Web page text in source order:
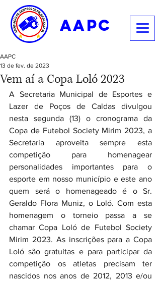
aapc
Vem aí a Copa Loló 2023
AAPC
13 de fev. de 2023
A Secretaria Municipal de Esportes e
Lazer de Poços de Caldas divulgou
nesta segunda (13) o cronograma da
Copa de Futebol Society Mirim 2023, a
Secretaria aproveita sempre esta
competição para homenagear
personalidades importantes para o
esporte em nosso município e este ano
quem será o homenageado é o Sr.
Geraldo Flora Muniz, o Loló. Com esta
homenagem o torneio passa a se
chamar Copa Loló de Futebol Society
Mirim 2023. As inscrições para a Copa
Loló são gratuitas e para participar da
competição os atletas precisam ter
nascidos nos anos de 2012, 2013 e/ou